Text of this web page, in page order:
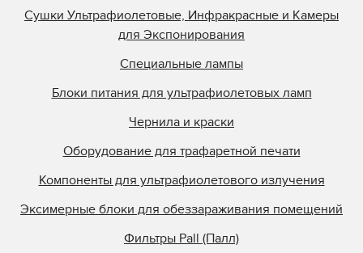
Сушки Ультрафиолетовые, Инфракрасные и Камеры
для Экспонирования
Специальные лампы
Блоки питания для ультрафиолетовых ламп
Чернила и краски
Оборудование для трафаретной печати
Компоненты для ультрафиолетового излучения
Эксимерные блоки для обеззараживания помещений
Фильтры Pall (Палл)